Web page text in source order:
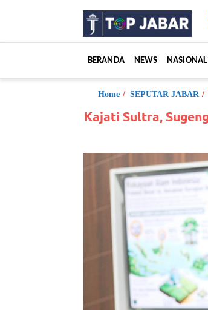
p
c
BERANDA NEWS NASIONAL
Home / SEPUTAR JABAR /
Kajati Sultra,